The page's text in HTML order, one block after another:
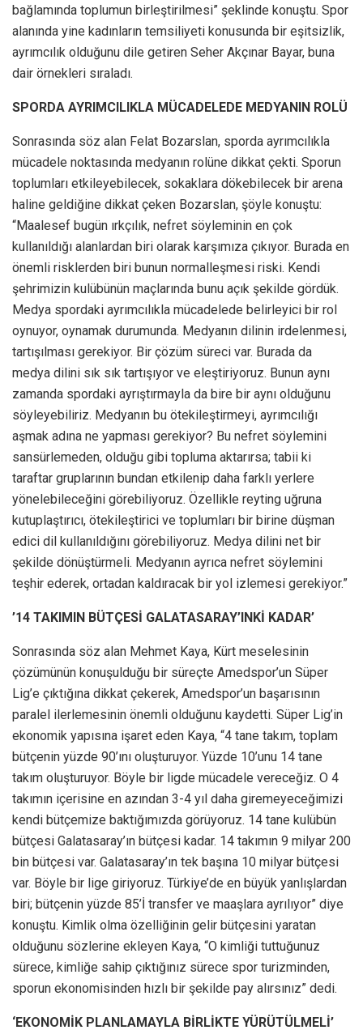
bağlamında toplumun birleştirilmesi” şeklinde konuştu. Spor
alanında yine kadınların temsiliyeti konusunda bir eşitsizlik,
ayrımcılık olduğunu dile getiren Seher Akçınar Bayar, buna
dair örnekleri sıraladı.
SPORDA AYRIMCILIKLA MÜCADELEDE MEDYANIN ROLÜ
Sonrasında söz alan Felat Bozarslan, sporda ayrımcılıkla
mücadele noktasında medyanın rolüne dikkat çekti. Sporun
toplumları etkileyebilecek, sokaklara dökebilecek bir arena
haline geldiğine dikkat çeken Bozarslan, şöyle konuştu:
“Maalesef bugün ırkçılık, nefret söyleminin en çok
kullanıldığı alanlardan biri olarak karşımıza çıkıyor. Burada en
önemli risklerden biri bunun normalleşmesi riski. Kendi
şehrimizin kulübünün maçlarında bunu açık şekilde gördük.
Medya spordaki ayrımcılıkla mücadelede belirleyici bir rol
oynuyor, oynamak durumunda. Medyanın dilinin irdelenmesi,
tartışılması gerekiyor. Bir çözüm süreci var. Burada da
medya dilini sık sık tartışıyor ve eleştiriyoruz. Bunun aynı
zamanda spordaki ayrıştırmayla da bire bir aynı olduğunu
söyleyebiliriz. Medyanın bu ötekileştirmeyi, ayrımcılığı
aşmak adına ne yapması gerekiyor? Bu nefret söylemini
sansürlemeden, olduğu gibi topluma aktarırsa; tabii ki
taraftar gruplarının bundan etkilenip daha farklı yerlere
yönelebileceğini görebiliyoruz. Özellikle reyting uğruna
kutuplaştırıcı, ötekileştirici ve toplumları bir birine düşman
edici dil kullanıldığını görebiliyoruz. Medya dilini net bir
şekilde dönüştürmeli. Medyanın ayrıca nefret söylemini
teşhir ederek, ortadan kaldıracak bir yol izlemesi gerekiyor.”
’14 TAKIMIN BÜTÇESİ GALATASARAY’INKİ KADAR’
Sonrasında söz alan Mehmet Kaya, Kürt meselesinin
çözümünün konuşulduğu bir süreçte Amedspor’un Süper
Lig’e çıktığına dikkat çekerek, Amedspor’un başarısının
paralel ilerlemesinin önemli olduğunu kaydetti. Süper Lig’in
ekonomik yapısına işaret eden Kaya, “4 tane takım, toplam
bütçenin yüzde 90’ını oluşturuyor. Yüzde 10’unu 14 tane
takım oluşturuyor. Böyle bir ligde mücadele vereceğiz. O 4
takımın içerisine en azından 3-4 yıl daha giremeyeceğimizi
kendi bütçemize baktığımızda görüyoruz. 14 tane kulübün
bütçesi Galatasaray’ın bütçesi kadar. 14 takımın 9 milyar 200
bin bütçesi var. Galatasaray’ın tek başına 10 milyar bütçesi
var. Böyle bir lige giriyoruz. Türkiye’de en büyük yanlışlardan
biri; bütçenin yüzde 85’İ transfer ve maaşlara ayrılıyor” diye
konuştu. Kimlik olma özelliğinin gelir bütçesini yaratan
olduğunu sözlerine ekleyen Kaya, “O kimliği tuttuğunuz
sürece, kimliğe sahip çıktığınız sürece spor turizminden,
sporun ekonomisinden hızlı bir şekilde pay alırsınız” dedi.
‘EKONOMİK PLANLAMAYLA BİRLİKTE YÜRÜTÜLMELİ’